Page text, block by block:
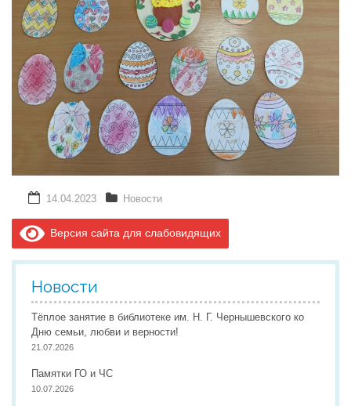
14.04.2023 Новости
Версия сайта для слабовидящих
Новости
Тёплое занятие в библиотеке им. Н. Г. Чернышевского ко
Дню семьи, любви и верности!
21.07.2026
Памятки ГО и ЧС
10.07.2026